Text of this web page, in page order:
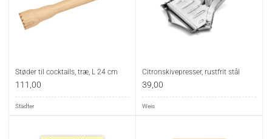
Støder til cocktails, træ, L 24 cm
111,00
Städter
Citronskivepresser, rustfrit stål
39,00
Weis